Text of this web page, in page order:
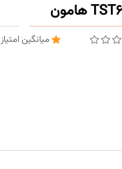
میانگین امتیاز